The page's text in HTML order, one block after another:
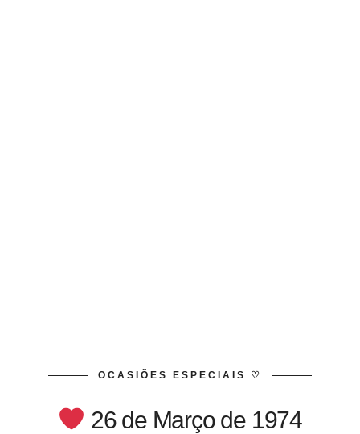
OCASIÕES ESPECIAIS ♡
26 de Março de 1974